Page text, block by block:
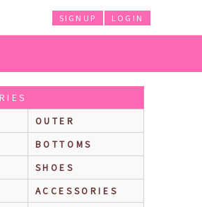
LOGIN
SIGNUP
OUTER
BOTTOMS
SHOES
ACCESSORIES